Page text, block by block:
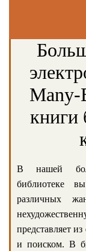
Many-
книги
В нашей
библиотеке
различных
представляет
и поиском. В